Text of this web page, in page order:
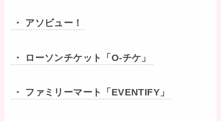
・ アソビュー！
・ ローソンチケット「O-チケ」
・ ファミリーマート「EVENTIFY」